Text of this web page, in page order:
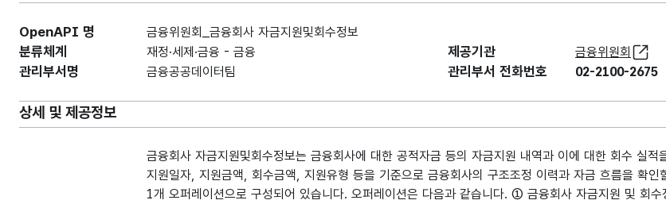
OpenAPI 명 금융위원회_금융회사 자금지원및회수정보
분류체계 재정·세제·금융 - 금융 제공기관 금융위원회
관리부서명 금융공공데이터팀 관리부서 전화번호 02-2100-2675
상세 및 제공정보
금융회사 자금지원및회수정보는 금융회사에 대한 공적자금 등의 자금지원 내역과 이에 대한 회수 실적
지원일자, 지원금액, 회수금액, 지원유형 등을 기준으로 금융회사의 구조조정 이력과 자금 흐름을 확
1개 오퍼레이션으로 구성되어 있습니다. 오퍼레이션은 다음과 같습니다. ① 금융회사 자금지원 및 회